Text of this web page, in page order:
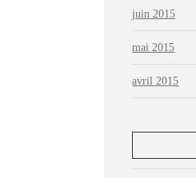
juin 2015
mai 2015
avril 2015